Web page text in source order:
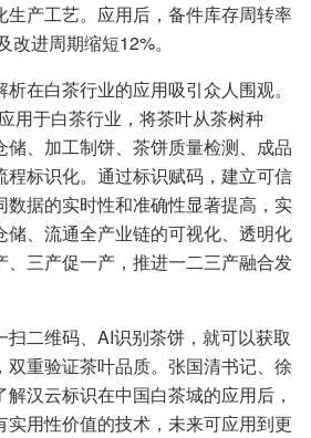
生产工艺。应用后，备件库存周转率
进周期缩短12%。
在白茶行业的应用吸引众人围观。
用于白茶行业，将茶叶从茶树种
储、加工制饼、茶饼质量检测、成品
程标识化。通过标识赋码，建立可信
数据的实时性和准确性显著提高，实
储、流通全产业链的可视化、透明化
、三产促一产，推进一二三产融合发
二维码、AI识别茶饼，就可以获取
双重验证茶叶品质。张国清书记、徐
汉云标识在中国白茶城的应用后，
实用性价值的技术，未来可应用到更